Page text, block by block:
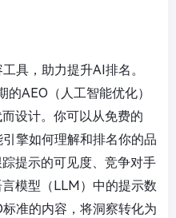
具，助力提升AI排名。
的AEO（人工智能优化）
设计。你可以从免费的
擎如何理解和排名你的品
提示的可见度、竞争对手
模型（LLM）中的提示数
准的内容，将洞察转化为